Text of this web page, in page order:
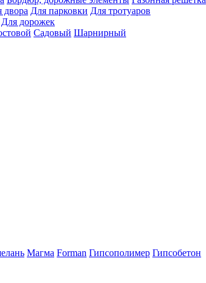
двора Для парковки Для тротуаров
Для дорожек
Садовый Шарнирный
Магма Forman Гипсополимер Гипсобетон